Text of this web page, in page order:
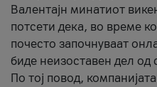
Валентајн минатиот
потсети дека, во време
почесто започнуваат
биде неизоставен дел од
По тој повод,